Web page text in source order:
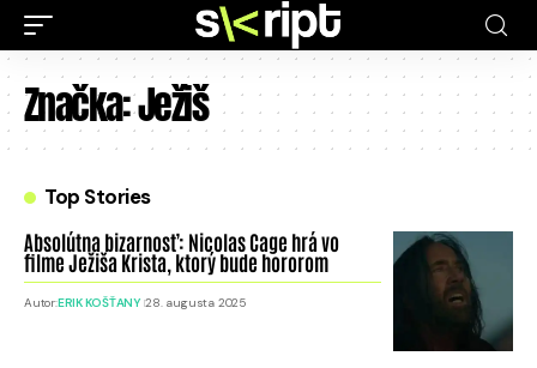
Značka:Ježiš
Top Stories
Absolútna bizarnosť: Nicolas Cage hrá vo
filme Ježiša Krista, ktorý bude hororom
Autor:ERIK KOŠŤANY 28. augusta 2025